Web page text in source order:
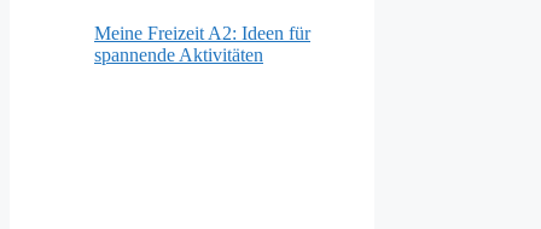
Meine Freizeit A2: Ideen für
spannende Aktivitäten